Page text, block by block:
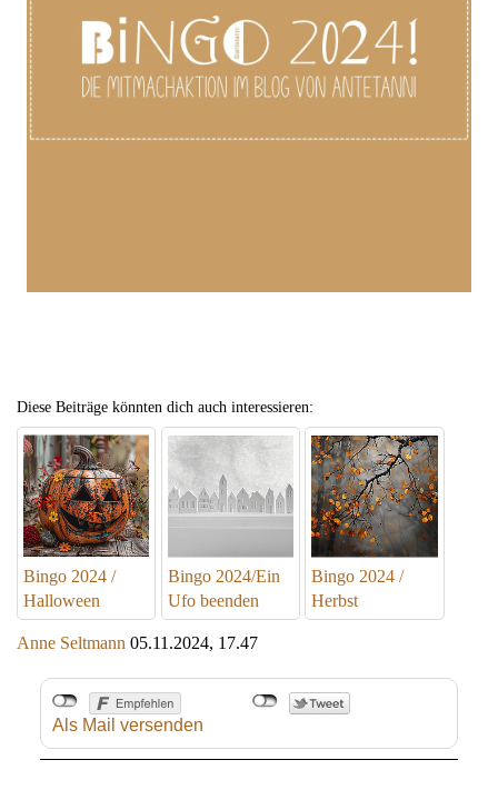
Diese Beiträge könnten dich auch interessieren:
Bingo 2024 /
Halloween
Bingo 2024/Ein
Ufo beenden
Bingo 2024 /
Herbst
Anne Seltmann 05.11.2024, 17.47
Als Mail versenden